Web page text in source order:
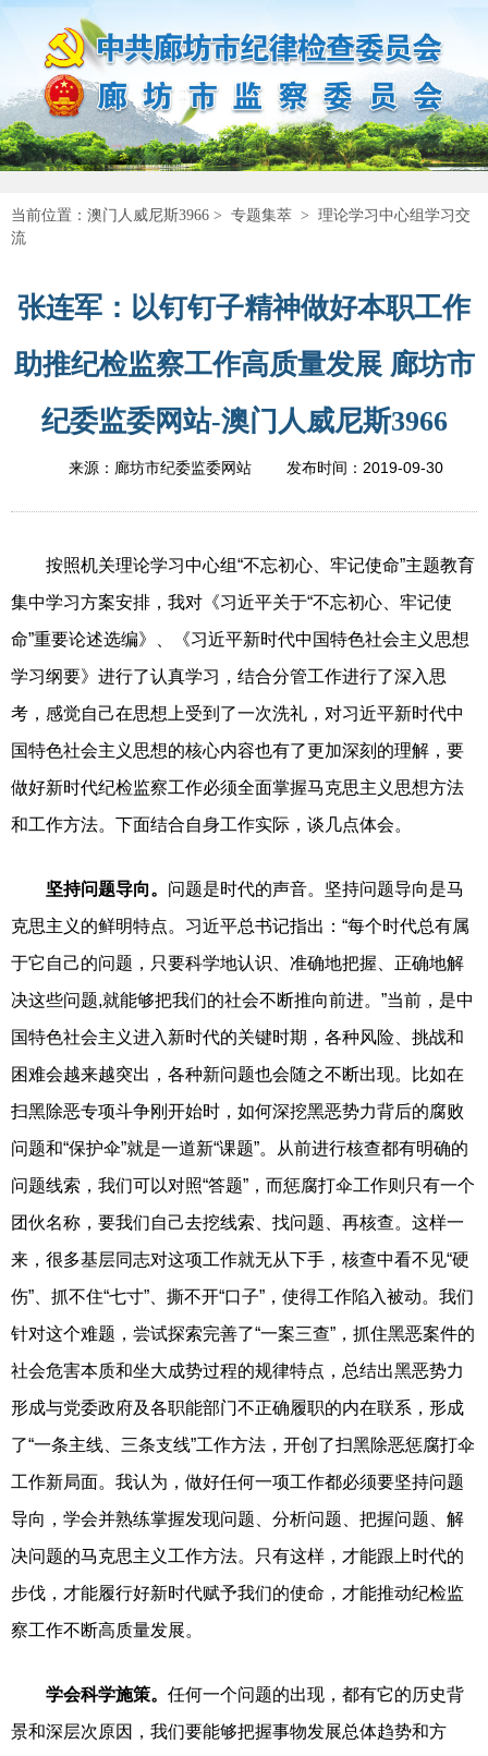
当前位置： 澳门人威尼斯3966 > 专题集萃 > 理论学习中心组学习交
流
张连军：以钉钉子精神做好本职工作
助推纪检监察工作高质量发展 廊坊市
纪委监委网站-澳门人威尼斯3966
来源：廊坊市纪委监委网站 发布时间： 2019-09-30
按照机关理论学习中心组“不忘初心、牢记使命”主题教育
集中学习方案安排，我对《习近平关于“不忘初心、牢记使
命”重要论述选编》、《习近平新时代中国特色社会主义思想
学习纲要》进行了认真学习，结合分管工作进行了深入思
考，感觉自己在思想上受到了一次洗礼，对习近平新时代中
国特色社会主义思想的核心内容也有了更加深刻的理解，要
做好新时代纪检监察工作必须全面掌握马克思主义思想方法
和工作方法。下面结合自身工作实际，谈几点体会。
坚持问题导向。 问题是时代的声音。坚持问题导向是马
克思主义的鲜明特点。习近平总书记指出：“每个时代总有属
于它自己的问题，只要科学地认识、准确地把握、正确地解
决这些问题,就能够把我们的社会不断推向前进。”当前，是中
国特色社会主义进入新时代的关键时期，各种风险、挑战和
困难会越来越突出，各种新问题也会随之不断出现。比如在
扫黑除恶专项斗争刚开始时，如何深挖黑恶势力背后的腐败
问题和“保护伞”就是一道新“课题”。从前进行核查都有明确的
问题线索，我们可以对照“答题”，而惩腐打伞工作则只有一个
团伙名称，要我们自己去挖线索、找问题、再核查。这样一
来，很多基层同志对这项工作就无从下手，核查中看不见“硬
伤”、抓不住“七寸”、撕不开“口子”，使得工作陷入被动。我们
针对这个难题，尝试探索完善了“一案三查”，抓住黑恶案件的
社会危害本质和坐大成势过程的规律特点，总结出黑恶势力
形成与党委政府及各职能部门不正确履职的内在联系，形成
了“一条主线、三条支线”工作方法，开创了扫黑除恶惩腐打伞
工作新局面。我认为，做好任何一项工作都必须要坚持问题
导向，学会并熟练掌握发现问题、分析问题、把握问题、解
决问题的马克思主义工作方法。只有这样，才能跟上时代的
步伐，才能履行好新时代赋予我们的使命，才能推动纪检监
察工作不断高质量发展。
学会科学施策。 任何一个问题的出现，都有它的历史背
景和深层次原因，我们要能够把握事物发展总体趋势和方